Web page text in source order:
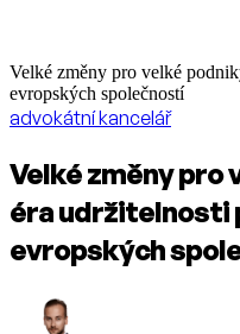
Velké změny pro velké
evropských společností
advokátní kancelář
Velké změny pro
éra udržitelnosti
evropských